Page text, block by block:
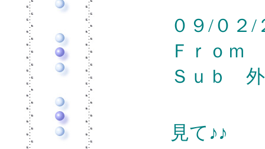
０９/０２
Ｆｒｏｍ
Ｓｕｂ 外
見て♪♪